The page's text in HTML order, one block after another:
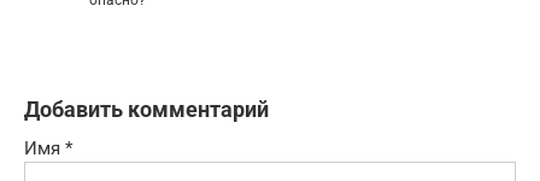
Добавить комментарий
Имя *